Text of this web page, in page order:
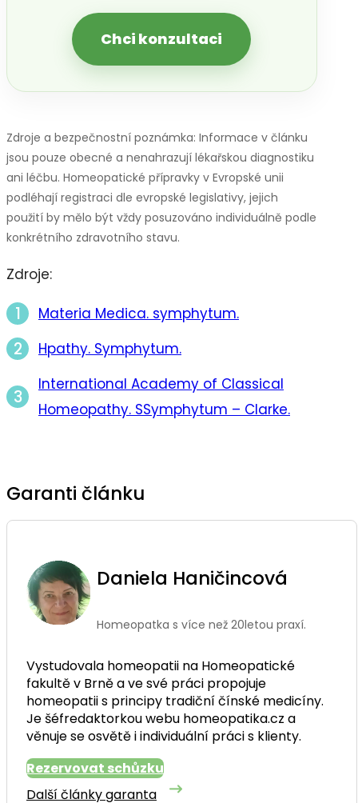
Chci konzultaci
Zdroje a bezpečnostní poznámka: Informace v článku
jsou pouze obecné a nenahrazují lékařskou diagnostiku
ani léčbu. Homeopatické přípravky v Evropské unii
podléhají registraci dle evropské legislativy, jejich
použití by mělo být vždy posuzováno individuálně podle
konkrétního zdravotního stavu.
Zdroje:
Materia Medica. symphytum.
Hpathy. Symphytum.
International Academy of Classical
Homeopathy. SSymphytum – Clarke.
Garanti článku
Daniela Haničincová
Homeopatka s více než 20letou praxí.
Vystudovala homeopatii na Homeopatické
fakultě v Brně a ve své práci propojuje
homeopatii s principy tradiční čínské medicíny.
Je šéfredaktorkou webu homeopatika.cz a
věnuje se osvětě i individuální práci s klienty.
Rezervovat schůzku
Další články garanta